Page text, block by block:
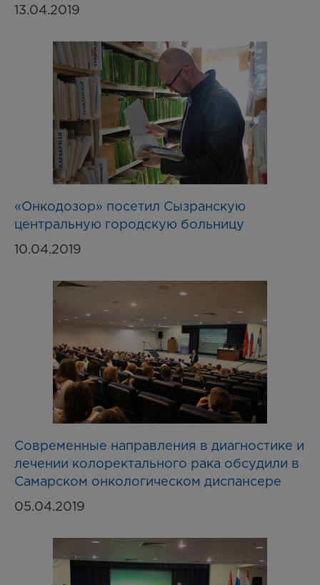
13.04.2019
«Онкодозор» посетил Сызранскую
центральную городскую больницу
10.04.2019
Современные направления в диагностике и
лечении колоректального рака обсудили в
Самарском онкологическом диспансере
05.04.2019